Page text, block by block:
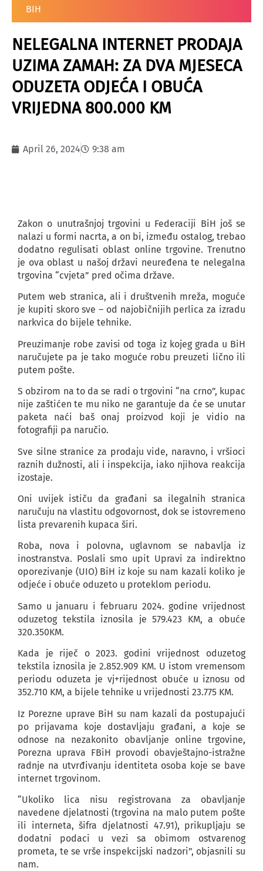
BIH
NELEGALNA INTERNET PRODAJA
UZIMA ZAMAH: ZA DVA MJESECA
ODUZETA ODJEĆA I OBUĆA
VRIJEDNA 800.000 KM
April 26, 2024 9:38 am
Zakon o unutrašnjoj trgovini u Federaciji BiH još se
nalazi u formi nacrta, a on bi, između ostalog, trebao
dodatno regulisati oblast online trgovine. Trenutno
je ova oblast u našoj državi neuređena te nelegalna
trgovina “cvjeta” pred očima države.
Putem web stranica, ali i društvenih mreža, moguće
je kupiti skoro sve – od najobičnijih perlica za izradu
narkvica do bijele tehnike.
Preuzimanje robe zavisi od toga iz kojeg grada u BiH
naručujete pa je tako moguće robu preuzeti lično ili
putem pošte.
S obzirom na to da se radi o trgovini “na crno”, kupac
nije zaštićen te mu niko ne garantuje da će se unutar
paketa naći baš onaj proizvod koji je vidio na
fotografiji pa naručio.
Sve silne stranice za prodaju vide, naravno, i vršioci
raznih dužnosti, ali i inspekcija, iako njihova reakcija
izostaje.
Oni uvijek ističu da građani sa ilegalnih stranica
naručuju na vlastitu odgovornost, dok se istovremeno
lista prevarenih kupaca širi.
Roba, nova i polovna, uglavnom se nabavlja iz
inostranstva. Poslali smo upit Upravi za indirektno
oporezivanje (UIO) BiH iz koje su nam kazali koliko je
odjeće i obuće oduzeto u proteklom periodu.
Samo u januaru i februaru 2024. godine vrijednost
oduzetog tekstila iznosila je 579.423 KM, a obuće
320.350KM.
Kada je riječ o 2023. godini vrijednost oduzetog
tekstila iznosila je 2.852.909 KM. U istom vremensom
periodu oduzeta je vj+rijednost obuće u iznosu od
352.710 KM, a bijele tehnike u vrijednosti 23.775 KM.
Iz Porezne uprave BiH su nam kazali da postupajući
po prijavama koje dostavljaju građani, a koje se
odnose na nezakonito obavljanje online trgovine,
Porezna uprava FBiH provodi obavještajno-istražne
radnje na utvrđivanju identiteta osoba koje se bave
internet trgovinom.
“Ukoliko lica nisu registrovana za obavljanje
navedene djelatnosti (trgovina na malo putem pošte
ili interneta, šifra djelatnosti 47.91), prikupljaju se
dodatni podaci u vezi sa obimom ostvarenog
prometa, te se vrše inspekcijski nadzori”, objasnili su
nam.